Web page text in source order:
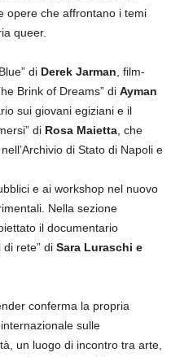
opere che affrontano i temi
queer.
di Derek Jarman, film-
Brink of Dreams” di Ayman
sui giovani egiziani e il
di Rosa Maietta, che
di Stato di Napoli e
e ai workshop nel nuovo
Nella sezione
il documentario
rete” di Sara Luraschi e
conferma la propria
sulle
un luogo di incontro tra arte,